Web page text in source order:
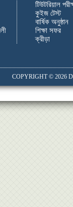
টিউটরিয়াল
কুইজ টেস্ট
বার্ষিক অনুষ্ঠান
শিক্ষা সফর
ক্রীড়া
COPYRIGHT © 2026